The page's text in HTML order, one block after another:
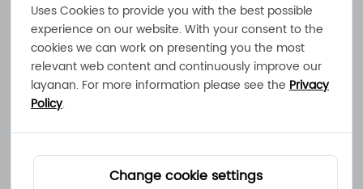
baterai li-ion, 3,6v/sel (nominal)
4 detik7 detik 10 detik14 detik
25a 17a13a
Baterai LiFePO4, 3,2V/sel (nominal)
4 detik
Uses Cookies to provide you with the best possible
experience on our website. With your consent to the
cookies we can work on presenting you the most
relevant web content and continuously improve our
layanan. For more information please see the Privacy
Policy.
Change cookie settings